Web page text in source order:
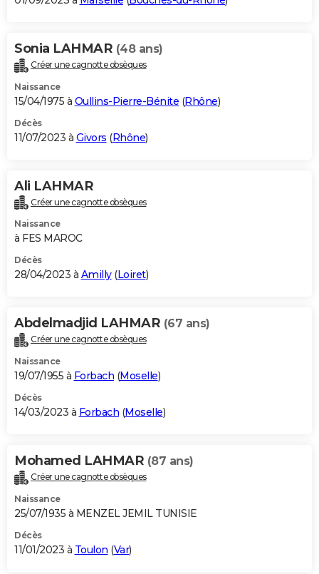
Sonia LAHMAR (48 ans)
Créer une cagnotte obsèques
Naissance
15/04/1975 à Oullins-Pierre-Bénite (Rhône)
Décès
11/07/2023 à Givors (Rhône)
Ali LAHMAR
Créer une cagnotte obsèques
Naissance
à FES MAROC
Décès
28/04/2023 à Amilly(Loiret)
Abdelmadjid LAHMAR (67 ans)
Créer une cagnotte obsèques
Naissance
19/07/1955 à Forbach (Moselle)
Décès
14/03/2023 à Forbach (Moselle)
Mohamed LAHMAR (87 ans)
Créer une cagnotte obsèques
Naissance
25/07/1935 à MENZEL JEMIL TUNISIE
Décès
11/01/2023 à Toulon (Var)